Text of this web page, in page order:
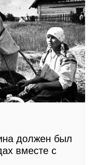
должен был
вместе с